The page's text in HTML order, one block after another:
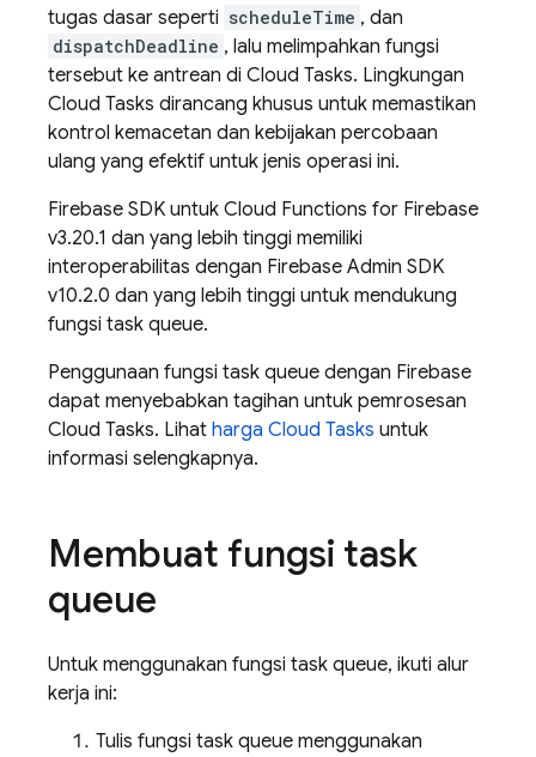
tugas dasar seperti scheduleTime , dan
dispatchDeadline , lalu melimpahkan fungsi
tersebut ke antrean di Cloud Tasks. Lingkungan
Cloud Tasks dirancang khusus untuk memastikan
kontrol kemacetan dan kebijakan percobaan
ulang yang efektif untuk jenis operasi ini.
Firebase SDK untuk Cloud Functions for Firebase
v3.20.1 dan yang lebih tinggi memiliki
interoperabilitas dengan Firebase Admin SDK
v10.2.0 dan yang lebih tinggi untuk mendukung
fungsi task queue.
Penggunaan fungsi task queue dengan Firebase
dapat menyebabkan tagihan untuk pemrosesan
Cloud Tasks. Lihat harga Cloud Tasks untuk
informasi selengkapnya.
Membuat fungsi task
queue
Untuk menggunakan fungsi task queue, ikuti alur
kerja ini:
Tulis fungsi task queue menggunakan